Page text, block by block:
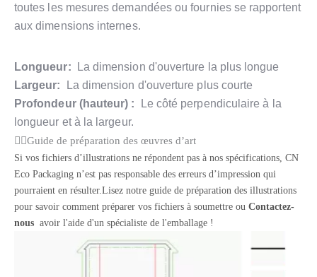
toutes les mesures demandées ou fournies se rapportent
aux dimensions internes.
Longueur: La dimension d'ouverture la plus longue
Largeur:
La dimension d'ouverture plus courte
Profondeur (hauteur) : Le côté perpendiculaire à la
longueur et à la largeur.
Guide de préparation des œuvres d’art
Si vos fichiers d’illustrations ne répondent pas à nos spécifications, CN
Eco Packaging n’est pas responsable des erreurs d’impression qui
pourraient en résulter.Lisez notre guide de préparation des illustrations
pour savoir comment préparer vos fichiers à soumettre ou Contactez-
nous avoir l'aide d'un spécialiste de l'emballage !